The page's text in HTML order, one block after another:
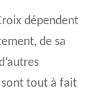
dépendent
de sa
sont tout à fait